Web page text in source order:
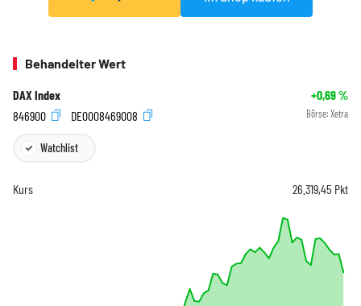
Behandelter Wert
DAX Index +0,69%
846900
DE0008469008 Börse: Xetra
Watchlist
Kurs 26.319,45 Pkt